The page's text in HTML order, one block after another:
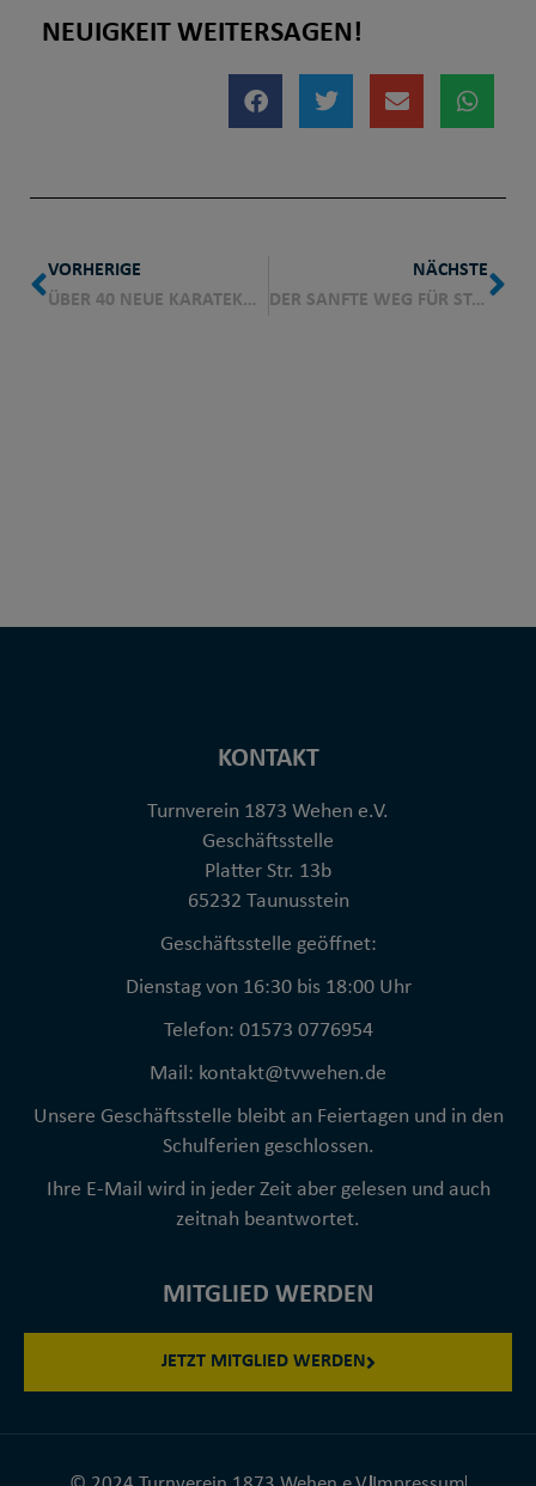
NEUIGKEIT WEITERSAGEN!
VORHERIGE
ÜBER 40 NEUE KARATEKAS IN TAUNUSSTEIN-WEHEN UNTERWEGS
NÄCHSTE
DER SANFTE WEG FÜR STARKE KINDER
KONTAKT
Turnverein 1873 Wehen e.V.
Geschäftsstelle
Platter Str. 13b
65232 Taunusstein
Geschäftsstelle geöffnet:
Dienstag von 16:30 bis 18:00 Uhr
Telefon: 01573 0776954
Mail: kontakt@tvwehen.de
Unsere Geschäftsstelle bleibt an Feiertagen und in den
Schulferien geschlossen.
Ihre E-Mail wird in jeder Zeit aber gelesen und auch
zeitnah beantwortet.
MITGLIED WERDEN
JETZT MITGLIED WERDEN